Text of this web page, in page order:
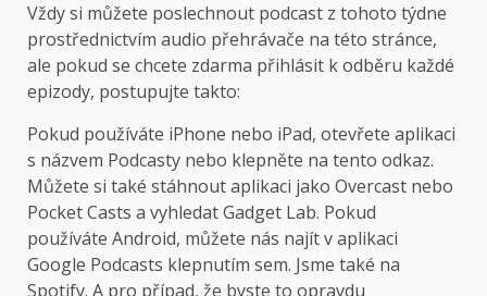
Vždy si můžete poslechnout podcast z tohoto týdne
prostřednictvím audio přehrávače na této stránce,
ale pokud se chcete zdarma přihlásit k odběru každé
epizody, postupujte takto:
Pokud používáte iPhone nebo iPad, otevřete aplikaci
s názvem Podcasty nebo klepněte na tento odkaz.
Můžete si také stáhnout aplikaci jako Overcast nebo
Pocket Casts a vyhledat Gadget Lab. Pokud
používáte Android, můžete nás najít v aplikaci
Google Podcasts klepnutím sem. Jsme také na
Spotify. A pro případ, že byste to opravdu